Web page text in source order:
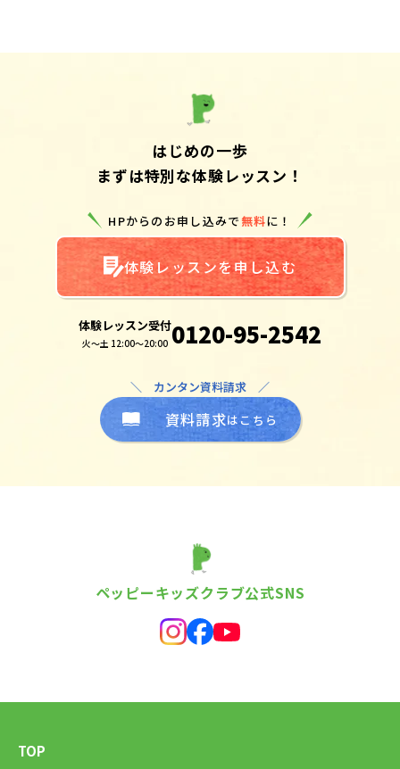
はじめの一歩
まずは特別な体験レッスン！
HPからのお申し込みで無料に！
体験レッスンを申し込む
体験レッスン受付
火～土 12:00～20:00 0120-95-2542
＼ カンタン資料請求 ／
資料請求はこちら
ペッピーキッズクラブ公式SNS
TOP